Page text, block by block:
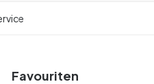
Favouriten